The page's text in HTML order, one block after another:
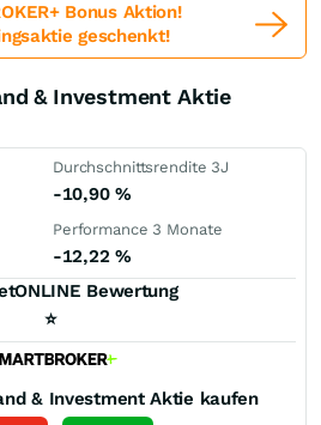
Bonus Aktion!
geschenkt!
& Investment Aktie
Durchschnittsrendite 3J
-10,90 %
Performance 3 Monate
-12,22 %
Bewertung
⭐
& Investment Aktie kaufen